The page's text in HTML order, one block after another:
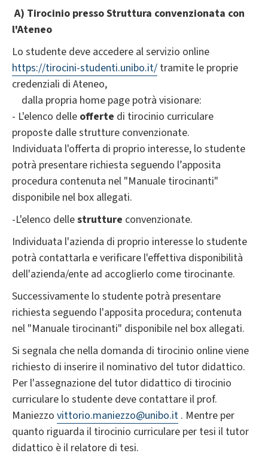
A) Tirocinio presso Struttura convenzionata con
l'Ateneo
Lo studente deve accedere al servizio online
https://tirocini-studenti.unibo.it/ tramite le proprie
credenziali di Ateneo,
dalla propria home page potrà visionare:
- L'elenco delle offerte di tirocinio curriculare
proposte dalle strutture convenzionate.
Individuata l'offerta di proprio interesse, lo studente
potrà presentare richiesta seguendo l’apposita
procedura contenuta nel "Manuale tirocinanti"
disponibile nel box allegati.
-L'elenco dellestrutture convenzionate.
Individuata l'azienda di proprio interesse lo studente
potrà contattarla e verificare l'effettiva disponibilità
dell'azienda/ente ad accoglierlo come tirocinante.
Successivamente lo studente potrà presentare
richiesta seguendo l'apposita procedura; contenuta
nel "Manuale tirocinanti" disponibile nel box allegati.
Si segnala che nella domanda di tirocinio online viene
richiesto di inserire il nominativo del tutor didattico.
Per l'assegnazione del tutor didattico di tirocinio
curriculare lo studente deve contattare il prof.
Maniezzo vittorio.maniezzo@unibo.it . Mentre per
quanto riguarda il tirocinio curriculare per tesi il tutor
didattico è il relatore di tesi.